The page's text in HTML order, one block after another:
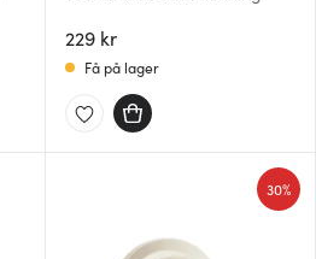
229 kr
Få på lager
30%